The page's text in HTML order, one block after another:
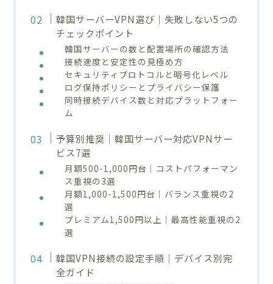
韓国サーバーVPN選び｜失敗しない5つの
チェックポイント
韓国サーバーの数と配置場所の確認方法
接続速度と安定性の見極め方
セキュリティプロトコルと暗号化レベル
ログ保持ポリシーとプライバシー保護
同時接続デバイス数と対応プラットフォー
ム
予算別推奨｜韓国サーバー対応VPNサー
ビス7選
月額500-1,000円台｜コストパフォーマン
ス重視の3選
月額1,000-1,500円台｜バランス重視の2
選
プレミアム1,500円以上｜最高性能重視の2
選
韓国VPN接続の設定手順｜デバイス別完
全ガイド